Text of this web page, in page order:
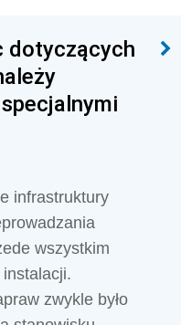
dotyczących
infrastruktury
wszystkim
zwykle było